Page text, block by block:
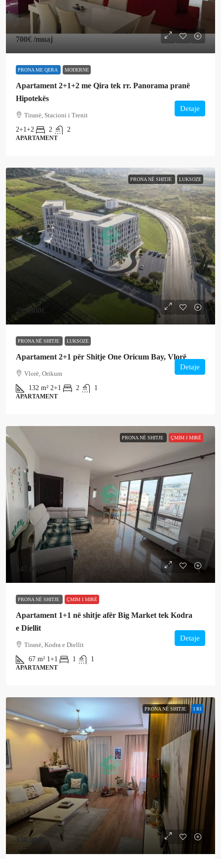
700€ /muaj
PRONA ME QERA MODERNE
Apartament 2+1+2 me Qira tek rr. Panorama pranë
Hipotekës
Tiranë, Stacioni i Trenit
2+1+2
2 2
APARTAMENT
Detaje
PRONA NË SHITJE LUKSOZE
291,000€
PRONA NË SHITJE LUKSOZE
Apartament 2+1 për Shitje One Oricum Bay, Vlorë
Vlorë, Orikum
132 m² 2+1 2 1
APARTAMENT
Detaje
PRONA NË SHITJE ÇMIM I MIRË
147,000€
PRONA NË SHITJE ÇMIM I MIRË
Apartament 1+1 në shitje afër Big Market tek Kodra
e Diellit
Tiranë, Kodra e Diellit
67 m² 1+1 1 1
APARTAMENT
Detaje
PRONA NË SHITJE I RI
330,000€